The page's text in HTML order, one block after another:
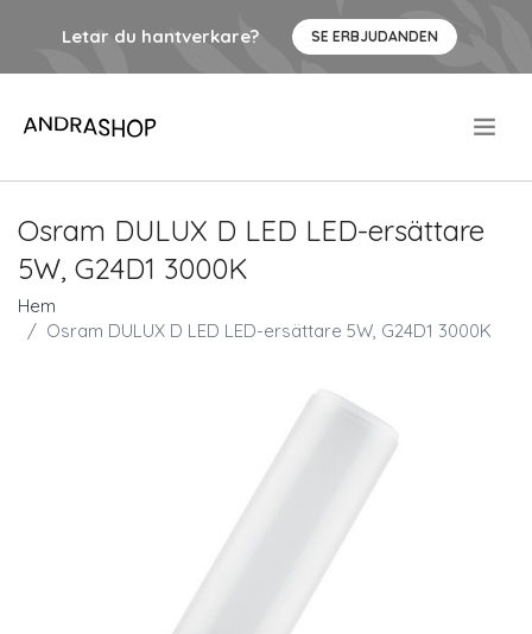
Letar du hantverkare? SE ERBJUDANDEN
Osram DULUX D LED LED-ersättare
5W, G24D1 3000K
Hem
Osram DULUX D LED LED-ersättare 5W, G24D1 3000K